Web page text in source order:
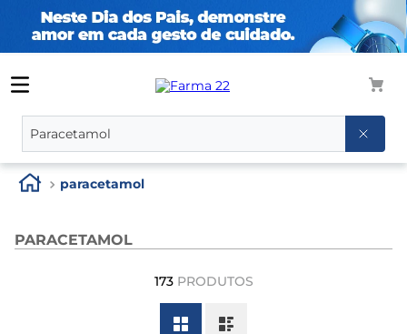
paracetamol
PARACETAMOL
173 PRODUTOS